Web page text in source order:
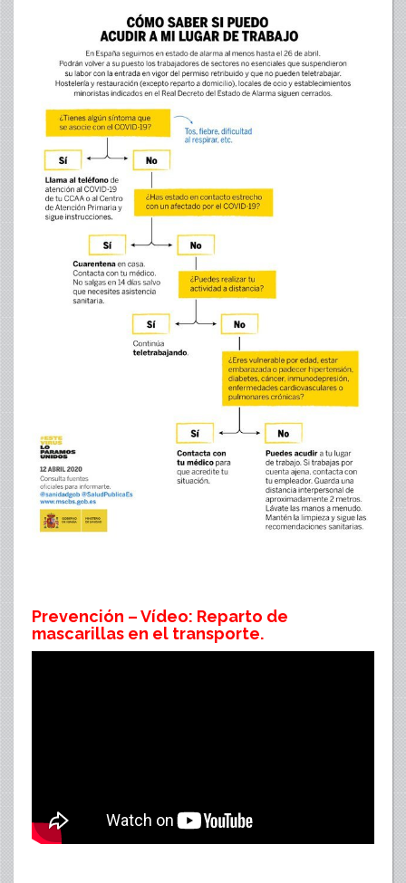
Prevención – Vídeo: Reparto de
mascarillas en el transporte.